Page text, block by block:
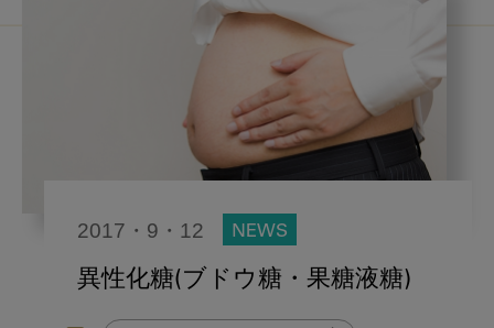
口腔機能発達不全症
スウェーデン
鼻うがい
内科医師
いま○○が知りたい 歯科助手
2017・9・12 NEWS
異性化糖(ブドウ糖・果糖液糖)